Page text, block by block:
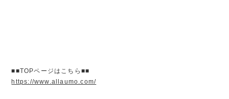
■■TOPページはこちら■■
https://www.allaumo.com/